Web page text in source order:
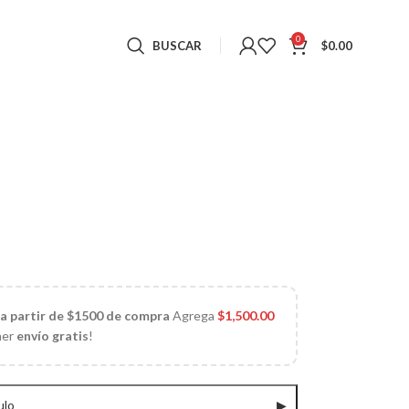
BUSCAR 0 $0.00
partir de $1500 de compra Agrega$1,500.00
envío gratis!
▶